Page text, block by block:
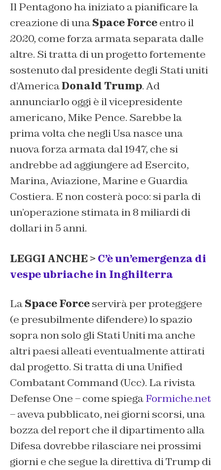
Il Pentagono ha iniziato a pianificare la
creazione di unaSpace Forceentro il
2020, come forza armata separata dalle
altre. Si tratta di un progetto fortemente
sostenuto dal presidente degli Stati uniti
d’AmericaDonald Trump. Ad
annunciarlo oggi è il vicepresidente
americano, Mike Pence. Sarebbe la
prima volta che negli Usa nasce una
nuova forza armata dal 1947, che si
andrebbe ad aggiungere ad Esercito,
Marina, Aviazione, Marine e Guardia
Costiera. E non costerà poco: si parla di
un’operazione stimata in 8 miliardi di
dollari in 5 anni.
LEGGI ANCHE > C’è un’emergenza di
vespe ubriache in Inghilterra
LaSpace Forceservirà per proteggere
(e presubilmente difendere) lo spazio
sopra non solo gli Stati Uniti ma anche
altri paesi alleati eventualmente attirati
dal progetto. Si tratta di una Unified
Combatant Command (Ucc). La rivista
Defense One – come spiegaFormiche.net
– aveva pubblicato, nei giorni scorsi, una
bozza del report che il dipartimento alla
Difesa dovrebbe rilasciare nei prossimi
giorni e che segue la direttiva di Trump di